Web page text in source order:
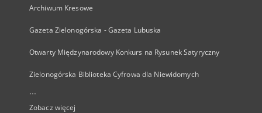
Archiwum Kresowe
Gazeta Zielonogórska - Gazeta Lubuska
Otwarty Międzynarodowy Konkurs na Rysunek Satyryczny
Zielonogórska Biblioteka Cyfrowa dla Niewidomych
...
Zobacz więcej